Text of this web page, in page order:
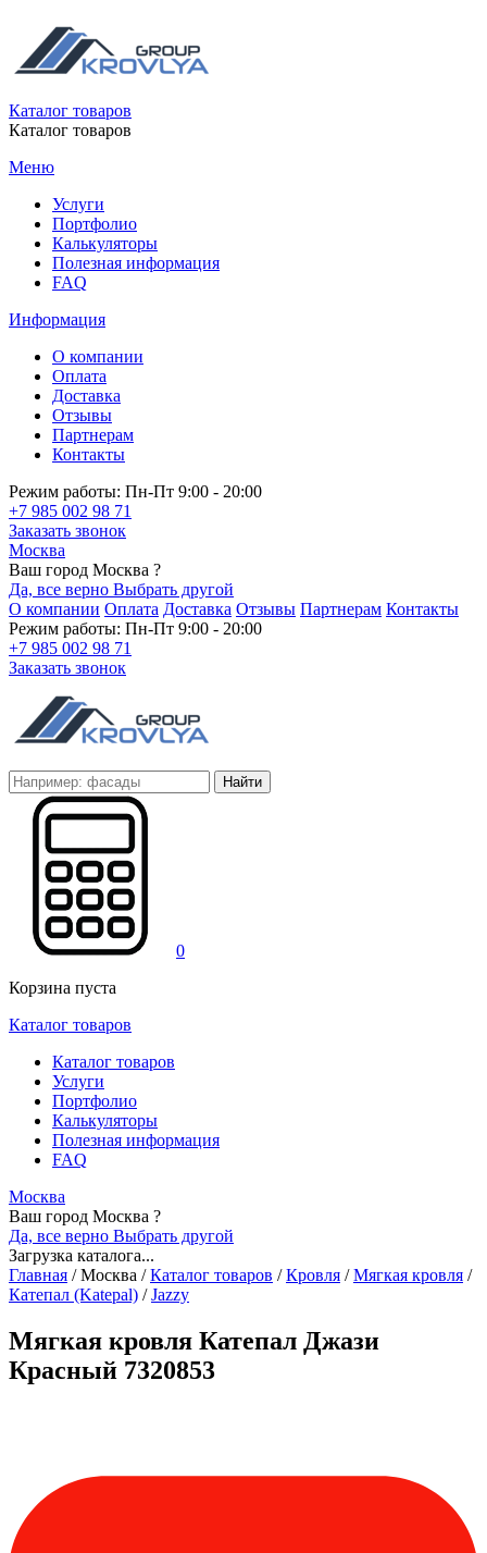
Каталог товаров
Каталог товаров
Меню
Услуги
Портфолио
Калькуляторы
Полезная информация
FAQ
Информация
О компании
Оплата
Доставка
Отзывы
Партнерам
Контакты
Режим работы: Пн-Пт 9:00 - 20:00
+7 985 002 98 71
Заказать звонок
Москва
Ваш город Москва ?
Да, все верно Выбрать другой
О компании Оплата Доставка Отзывы Партнерам Контакты
Режим работы: Пн-Пт 9:00 - 20:00
+7 985 002 98 71
Заказать звонок
Найти
0
Корзина пуста
Каталог товаров
Каталог товаров
Услуги
Портфолио
Калькуляторы
Полезная информация
FAQ
Москва
Ваш город Москва ?
Да, все верно Выбрать другой
Загрузка каталога...
Главная /Москва / Каталог товаров / Кровля / Мягкая кровля /
Катепал (Katepal) / Jazzy
Мягкая кровля Катепал Джази
Красный 7320853